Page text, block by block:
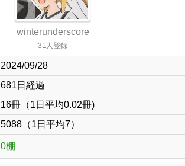
winterunderscore
31人登録
2024/09/28
681日経過
16冊（1日平均0.02冊)
5088（1日平均7）
0棚